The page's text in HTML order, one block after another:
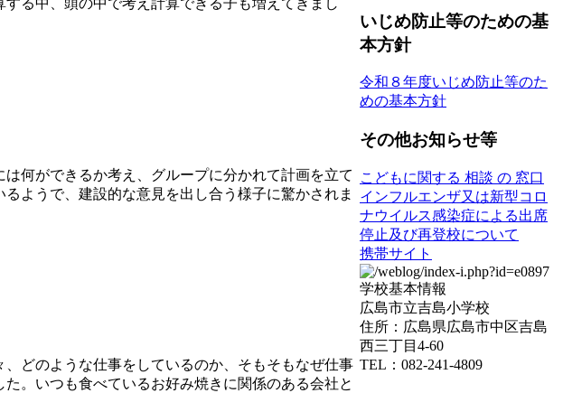
る中、頭の中で考え計算できる子も増えてきまし
何ができるか考え、グループに分かれて計画を立て
ようで、建設的な意見を出し合う様子に驚かされま
どのような仕事をしているのか、そもそもなぜ仕事
。いつも食べているお好み焼きに関係のある会社と
いじめ防止等のための基
本方針
令和８年度いじめ防止等のた
めの基本方針
その他お知らせ等
こどもに関する 相談 の 窓口
インフルエンザ又は新型コロ
ナウイルス感染症による出席
停止及び再登校について
携帯サイト
学校基本情報
広島市立吉島小学校
住所：広島県広島市中区吉島
西三丁目4-60
TEL：082-241-4809